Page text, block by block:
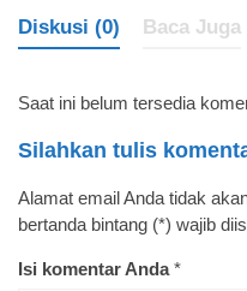
Diskusi (0) Baca Juga
Saat ini belum tersedia
Silahkan tulis
Alamat email Anda tidak
bertanda bintang (*) wajib
Isi komentar Anda*